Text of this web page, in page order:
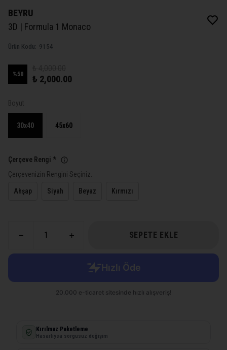
BEYRU
3D | Formula 1 Monaco
Ürün Kodu: 9154
%50 ₺ 2,000.00
Boyut
30x40 45x60
Çerçeve Rengi *
Çerçevenizin Rengini Seçiniz.
Ahşap Siyah Beyaz Kırmızı
SEPETE EKLE
Kırılmaz Paketleme
Hasarlıysa sorgusuz değişim